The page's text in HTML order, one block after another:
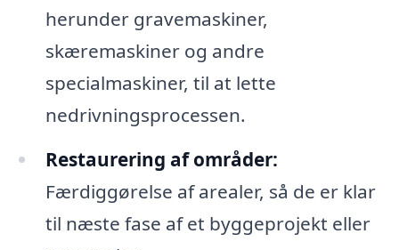
herunder gravemaskiner,
skæremaskiner og andre
specialmaskiner, til at lette
nedrivningsprocessen.
Restaurering af områder:
Færdiggørelse af arealer, så de er klar
til næste fase af et byggeprojekt eller